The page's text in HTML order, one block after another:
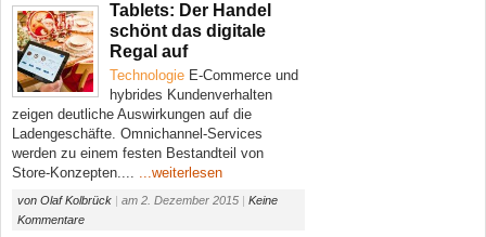
Tablets: Der Handel
schönt das digitale
Regal auf
Technologie E-Commerce und
hybrides Kundenverhalten
zeigen deutliche Auswirkungen auf die
Ladengeschäfte. Omnichannel-Services
werden zu einem festen Bestandteil von
Store-Konzepten.... ...weiterlesen
von Olaf Kolbrück | am 2. Dezember 2015 | Keine
Kommentare